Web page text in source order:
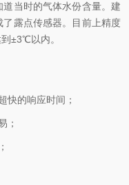
当时的气体水份含量。建
露点传感器。目前上精度
±3℃以内。
的响应时间；
；